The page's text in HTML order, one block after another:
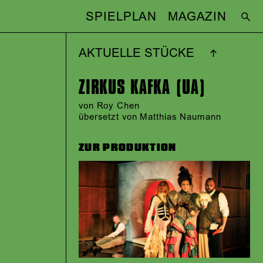
SPIELPLAN MAGAZIN
AKTUELLE STÜCKE
ZIRKUS KAFKA (UA)
von Roy Chen
übersetzt von Matthias Naumann
ZUR PRODUKTION